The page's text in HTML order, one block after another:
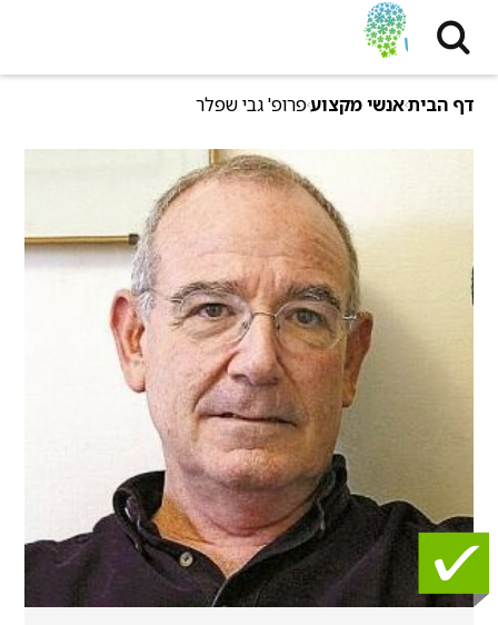
דף הביתאנשי מקצועפרופ' גבי שפלר